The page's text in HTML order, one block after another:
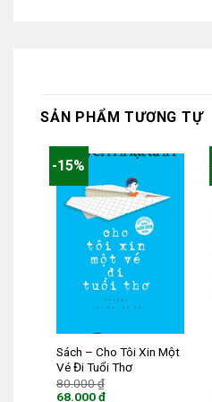
SẢN PHẨM TƯƠNG TỰ
-15%
Sách – Cho Tôi Xin Một
Vé Đi Tuổi Thơ
80.000₫
68.000₫